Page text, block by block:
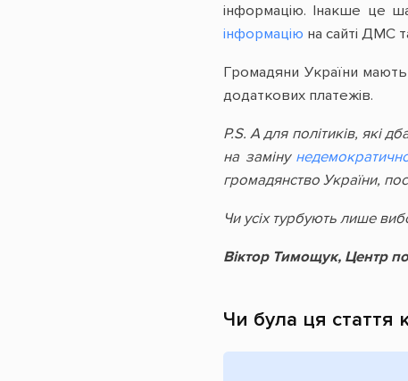
інформацію. Інакше це
інформацію на сайті ДМС
Громадяни України
додаткових платежів.
P.S. А для політиків, які
на заміну
громадянство України,
Чи усіх турбують лише
Віктор Тимощук, Центр
Чи була ця стаття